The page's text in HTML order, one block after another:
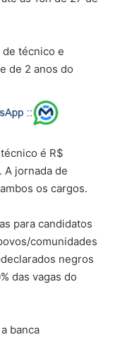
de técnico e
de 2 anos do
é R$
A jornada de
os cargos.
para candidatos
comunidades
negros
das vagas do
banca